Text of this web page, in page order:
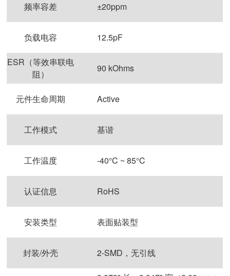
频率容差 ±20ppm
负载电容 12.5pF
ESR（等效串联电
阻）
90 kOhms
元件生命周期 Active
工作模式 基谐
工作温度 -40°C ~ 85°C
认证信息 RoHS
安装类型 表面贴装型
封装/外壳 2-SMD，无引线